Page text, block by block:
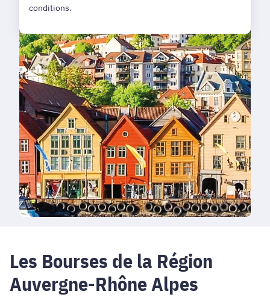
conditions.
Les Bourses de la Région
Auvergne-Rhône Alpes